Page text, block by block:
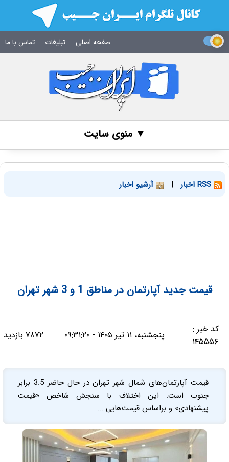
صفحه اصلی تبلیغات تماس با ما
▼ منوی سایت
| آرشیو اخبار
قیمت جدید آپارتمان در مناطق 1 و 3 شهر تهران
کد خبر :
۱۴۵۵۵۶
پنجشنبه، ۱۱ تیر ۱۴۰۵ - ۰۹:۳۱:۲۰ ۷۸۷۲ بازدید
قیمت آپارتمان‌های شمال شهر تهران در حال حاضر 3.5 برابر
جنوب است. این اختلاف با سنجش شاخص «قیمت
پیشنهادی» و براساس قیمت‌هایی ...